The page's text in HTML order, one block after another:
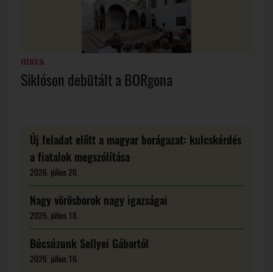
HÍREK
Siklóson debütált a BORgona
Új feladat előtt a magyar borágazat: kulcskérdés
a fiatalok megszólítása
2026. július 20.
Nagy vörösborok nagy igazságai
2026. július 18.
Búcsúzunk Sellyei Gábortól
2026. július 16.